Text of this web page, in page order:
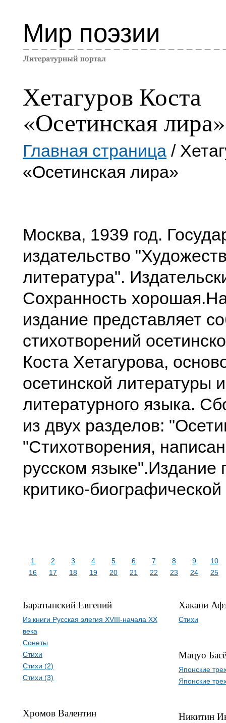
Мир поэзии
Хетагуров Коста
«Осетинская лира»
Главная страница /
«Осетинская лира»
Москва, 1939 год.
издательство
литература".
Сохранность
издание представляет
стихотворений
Коста Хетагурова,
осетинской литературы
литературного языка.
из двух разделов:
"Стихотворения,
русском языке".Издание
критико-биографической
1 2 3 4 5 6 7 8 9
10
16
17 18 19 20 21 22 23 24 25
Баратынский Евгений
Из книги Русская элегия XVIII-начала XX
века
Сонеты
Стихи
Стихи (2)
Стихи (3)
Хромов Валентин
Хакани
Стихи
Мацуо Басё
Японские
Японские
Никитин